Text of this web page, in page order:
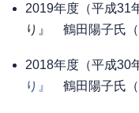
2019年度（平成31
り』 鶴田陽子氏（
2018年度（平成30
り』
鶴田陽子氏（